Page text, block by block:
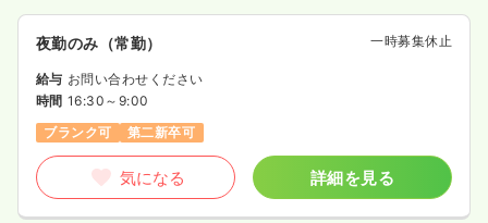
夜勤のみ（常勤） 一時募集休止
給与 お問い合わせください
時間 16:30～9:00
ブランク可
第二新卒可
気になる 詳細を見る